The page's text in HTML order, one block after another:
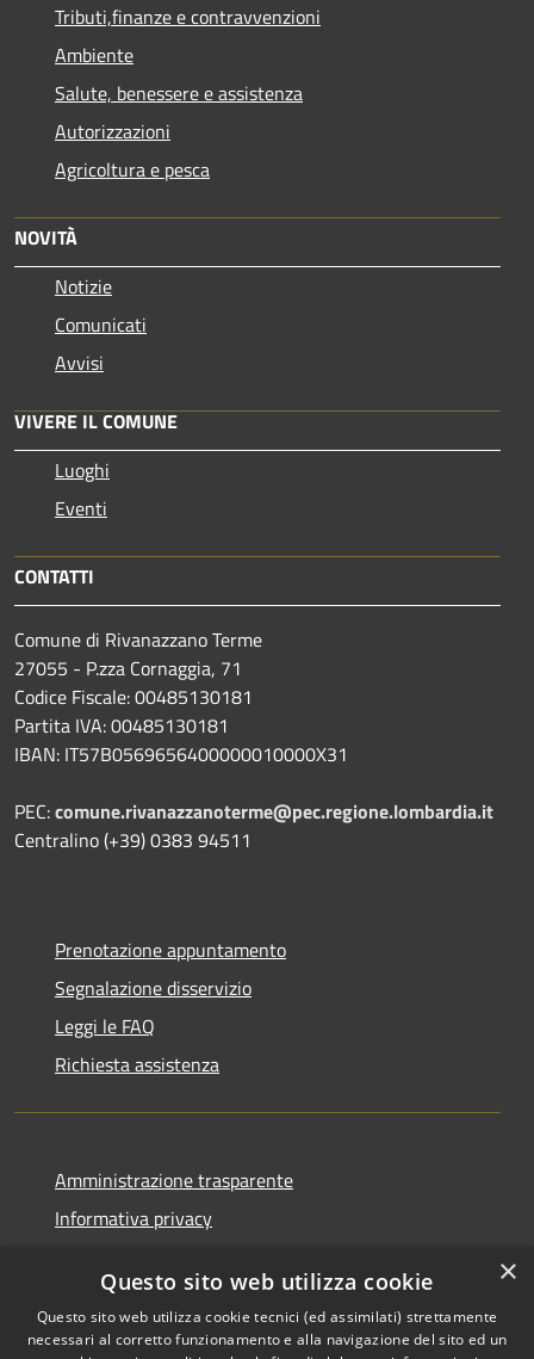
Tributi,finanze e contravvenzioni
Ambiente
Salute, benessere e assistenza
Autorizzazioni
Agricoltura e pesca
NOVITÀ
Notizie
Comunicati
Avvisi
VIVERE IL COMUNE
Luoghi
Eventi
CONTATTI
Comune di Rivanazzano Terme
27055 - P.zza Cornaggia, 71
Codice Fiscale: 00485130181
Partita IVA: 00485130181
IBAN: IT57B0569656400000010000X31
PEC:comune.rivanazzanoterme@pec.regione.lombardia.it
Centralino (+39) 0383 94511
Prenotazione appuntamento
Segnalazione disservizio
Leggi le FAQ
Richiesta assistenza
Amministrazione trasparente
Informativa privacy
Dichiarazione di accessibilità
×
Questo sito web utilizza cookie
Questo sito web utilizza cookie tecnici (ed assimilati) strettamente
necessari al corretto funzionamento e alla navigazione del sito ed un